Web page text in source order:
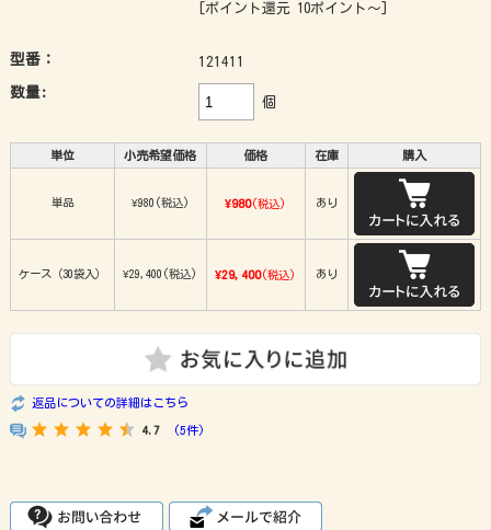
[ポイント還元 10ポイント～]
型番：
121411
数量:
個
単位 小売希望価格 価格 在庫 購入
単品 ¥980 (税込) ¥980(税込) あり
ケース（30袋入） ¥29,400 (税込) ¥29,400(税込) あり
返品についての詳細はこちら
4.7 (5件)